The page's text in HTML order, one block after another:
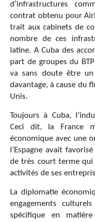
d’infrastructures
contrat obtenu pour
trait aux cabinets de
nombre de ces
latine. A Cuba des
part de groupes du
va sans doute être
davantage, à cause du
Unis.
Toujours à Cuba,
Ceci dit, la France
économique avec une
l’Espagne avait
de très court terme
activités de ses
La diplomatie
engagements
spécifique en